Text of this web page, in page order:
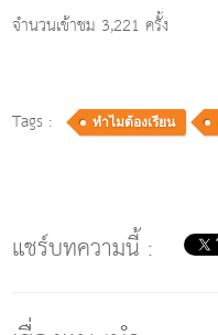
จำนวนเข้าชม 3,221 ครั้ง
Tags : ทำไมต้องเรียน
แชร์บทความนี้ :